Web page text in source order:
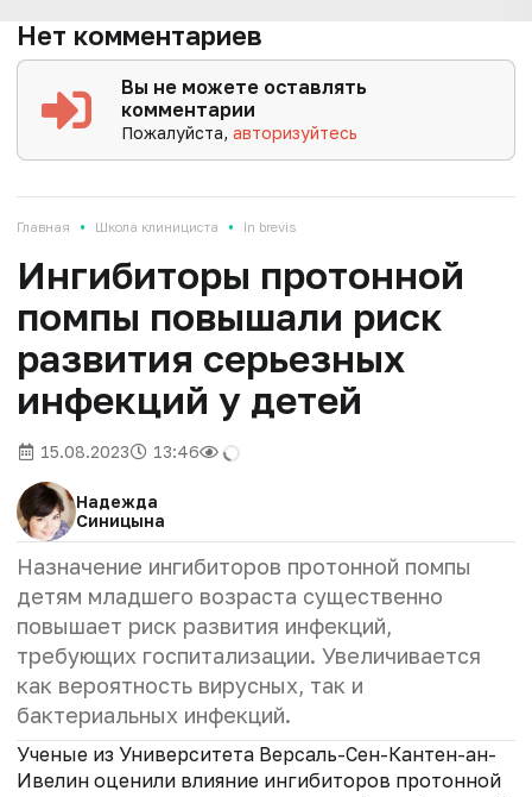
Нет комментариев
Вы не можете оставлять
комментарии
Пожалуйста,авторизуйтесь
Главная • Школа клинициста • In brevis
Ингибиторы протонной
помпы повышали риск
развития серьезных
инфекций у детей
15.08.2023 13:46
Надежда
Синицына
Назначение ингибиторов протонной помпы
детям младшего возраста существенно
повышает риск развития инфекций,
требующих госпитализации. Увеличивается
как вероятность вирусных, так и
бактериальных инфекций.
Ученые из Университета Версаль-Сен-Кантен-ан-
Ивелин оценили влияние ингибиторов протонной